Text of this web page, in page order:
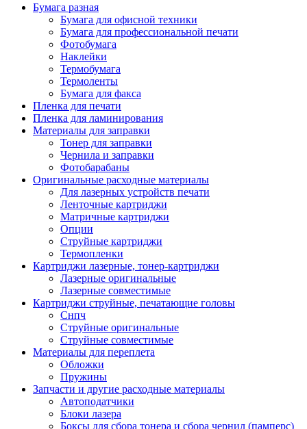
Другие картриджи и твердые чернила
Картриджи и твердые чернила
Картриджи матричные, чернила
Расходные материалы для профессиональной
печати
Электрика
Изделия для прокладки кабеля и
Арматура кабельная/изоляционные
материалы
Гильза соединительная для
алюминиевых проводников под
опрессовку
проводников под опрессовку
Гильза соединительная со
болтами
Заглушка термоусадочная
ответвительный
Муфта кабельная концевая
Муфта кабельная соединительная
Наконечник быстроразмыкаемый
Наконечник кабельный со
Наконечник кабельный трубчатый
медных проводников
Наконечник обжимной кабельный
медных проводников
Бумага разная
Бумага для офисной техники
Бумага для профессиональной печати
Фотобумага
Наклейки
Термобумага
Термоленты
Бумага для факса
Пленка для печати
Пленка для ламинирования
Материалы для заправки
Тонер для заправки
Чернила и заправки
Фотобарабаны
Оригинальные расходные материалы
Для лазерных устройств печати
Ленточные картриджи
Матричные картриджи
Опции
Струйные картриджи
Термопленки
Картриджи лазерные, тонер-картриджи
Лазерные оригинальные
Лазерные совместимые
Картриджи струйные, печатающие головы
Снпч
Струйные оригинальные
Струйные совместимые
Материалы для переплета
Обложки
Пружины
Запчасти и другие расходные материалы
Автоподатчики
Блоки лазера
Боксы для сбора тонера и сбора чернил (памперс)